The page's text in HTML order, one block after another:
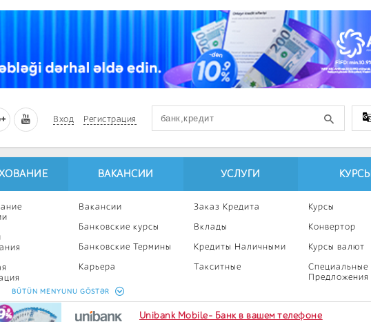
Вход Регистрация
ВАКАНСИИ
Вакансии
Банковские курсы
Банковские Термины
Карьера
Профессиональное
развитие
УСЛУГИ
Заказ Кредита
Вклады
Кредиты Наличными
Такситные
КУРСЫ
Курсы
Конвертор
Курсы валют
Специальные
Предложения
BÜTÜN MENYUNU GÖSTƏR
Unibank Mobile- Банк в вашем телефоне